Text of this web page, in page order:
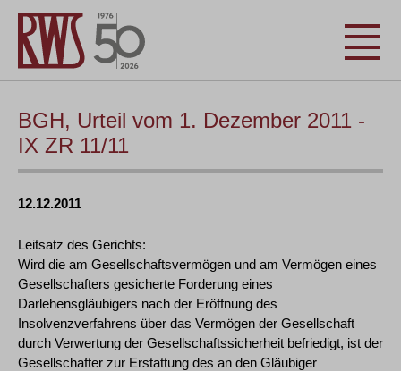
BGH, Urteil vom 1. Dezember 2011 -
IX ZR 11/11
12.12.2011
Leitsatz des Gerichts:
Wird die am Gesellschaftsvermögen und am Vermögen eines
Gesellschafters gesicherte Forderung eines
Darlehensgläubigers nach der Eröffnung des
Insolvenzverfahrens über das Vermögen der Gesellschaft
durch Verwertung der Gesellschaftssicherheit befriedigt, ist der
Gesellschafter zur Erstattung des an den Gläubiger